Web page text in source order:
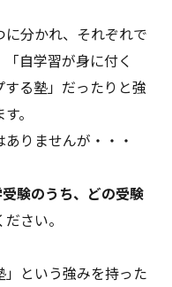
分かれ、それぞれで
自学習が身に付く
る塾」だったりと強
。
りませんが・・・
験のうち、どの受験
さい。
という強みを持った